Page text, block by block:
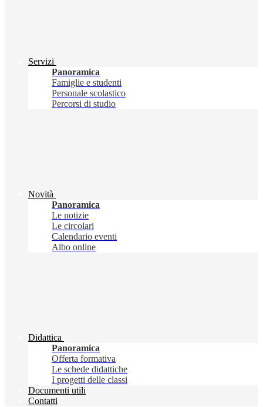
Servizi
Panoramica
Famiglie e studenti
Personale scolastico
Percorsi di studio
Novità
Panoramica
Le notizie
Le circolari
Calendario eventi
Albo online
Didattica
Panoramica
Offerta formativa
Le schede didattiche
I progetti delle classi
Documenti utili
Contatti